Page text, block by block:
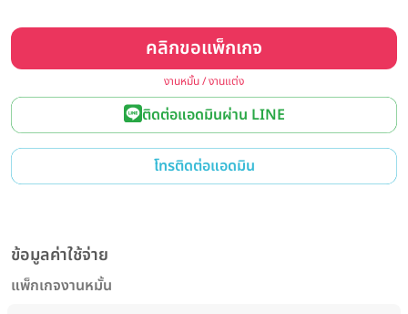
คลิกขอแพ็กเกจ
งานหมั้น / งานแต่ง
ติดต่อแอดมินผ่าน LINE
โทรติดต่อแอดมิน
ข้อมูลค่าใช้จ่าย
แพ็กเกจงานหมั้น